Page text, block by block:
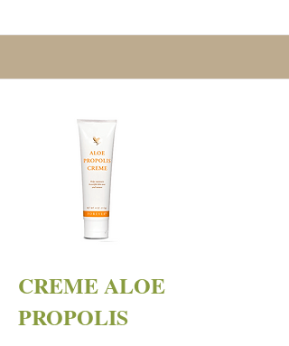
CREME ALOE
PROPOLIS